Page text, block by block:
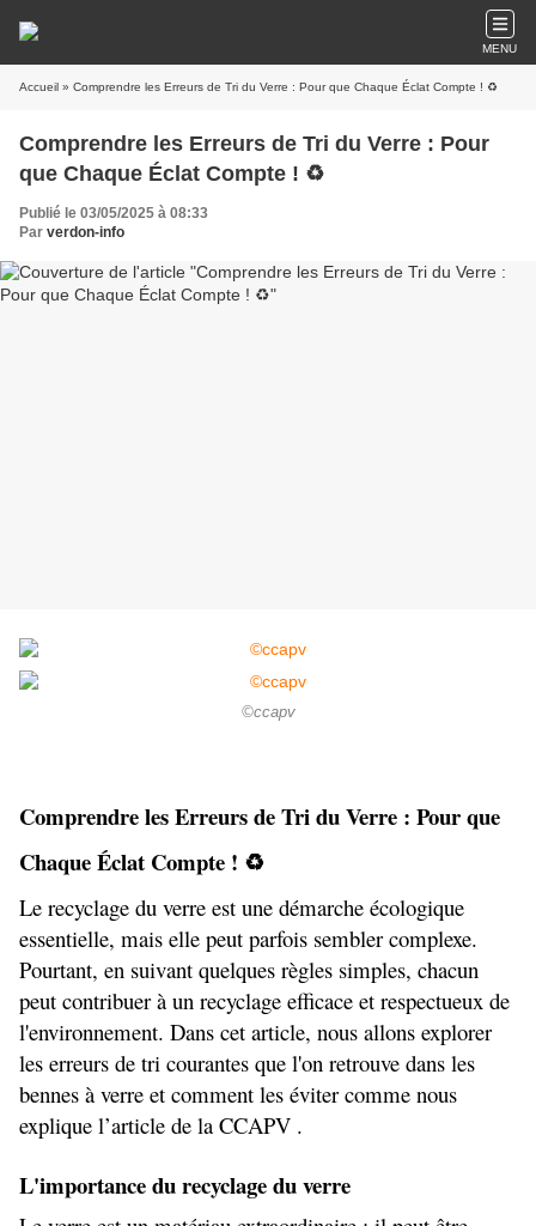
MENU
Accueil » Comprendre les Erreurs de Tri du Verre : Pour que Chaque Éclat Compte ! ♻️
Comprendre les Erreurs de Tri du Verre : Pour
que Chaque Éclat Compte ! ♻️
Publié le 03/05/2025 à 08:33
Par verdon-info
©ccapv
Comprendre les Erreurs de Tri du Verre : Pour que
Chaque Éclat Compte ! ♻️
Le recyclage du verre est une démarche écologique
essentielle, mais elle peut parfois sembler complexe.
Pourtant, en suivant quelques règles simples, chacun
peut contribuer à un recyclage efficace et respectueux de
l'environnement. Dans cet article, nous allons explorer
les erreurs de tri courantes que l'on retrouve dans les
bennes à verre et comment les éviter comme nous
explique l’article de la CCAPV .
L'importance du recyclage du verre